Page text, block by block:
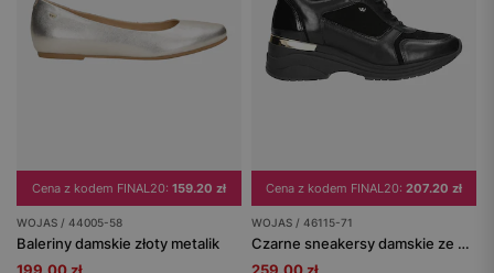
Cena z kodem FINAL20: 159.20 zł
WOJAS / 44005-58
Baleriny damskie złoty metalik
199.00 zł
Cena z kodem FINAL20: 207.20 zł
WOJAS / 46115-71
Czarne sneakersy damskie ze złotymi elementami
259.00 zł